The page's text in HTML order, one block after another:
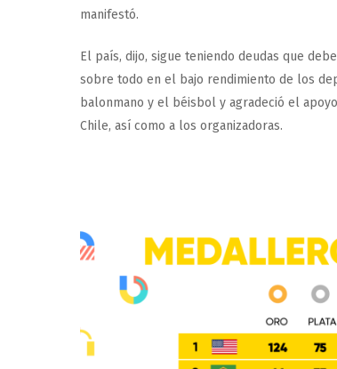
manifestó.
El país, dijo, sigue teniendo deudas que
sobre todo en el bajo rendimiento de los
balonmano y el béisbol y agradeció el
Chile, así como a los organizadoras.